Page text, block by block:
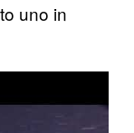
uno in